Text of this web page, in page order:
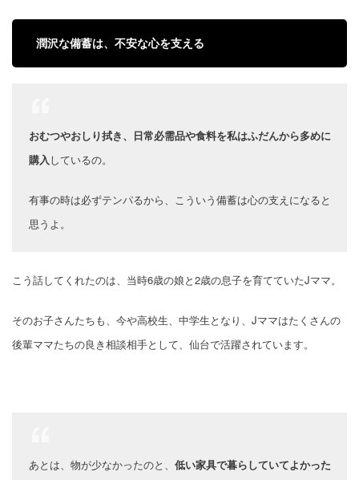
潤沢な備蓄は、不安な心を支える
おむつやおしり拭き、日常必需品や食料を私はふだんから多めに
購入しているの。
有事の時は必ずテンパるから、こういう備蓄は心の支えになると
思うよ。
こう話してくれたのは、当時6歳の娘と2歳の息子を育てていたJママ。
そのお子さんたちも、今や高校生、中学生となり、Jママはたくさんの
後輩ママたちの良き相談相手として、仙台で活躍されています。
あとは、物が少なかったのと、 低い家具で暮らしていてよかった